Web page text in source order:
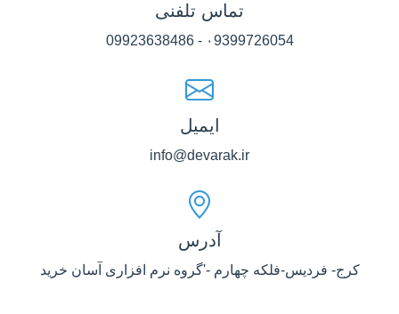
تماس تلفنی
۰9399726054 - 09923638486
ایمیل
info@devarak.ir
آدرس
کرج- فردیس-فلکه چهارم -'گروه نرم افزاری آسان خرید